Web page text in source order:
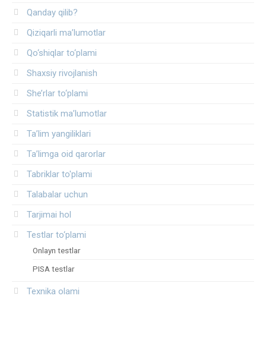
Qanday qilib?
Qiziqarli ma’lumotlar
Qo‘shiqlar to‘plami
Shaxsiy rivojlanish
She’rlar to‘plami
Statistik ma’lumotlar
Ta’lim yangiliklari
Ta’limga oid qarorlar
Tabriklar to'plami
Talabalar uchun
Tarjimai hol
Testlar to‘plami
Onlayn testlar
PISA testlar
Texnika olami